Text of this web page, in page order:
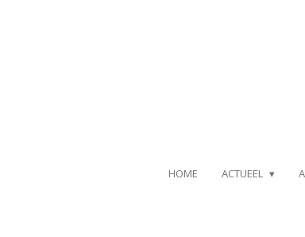
HOME ACTUEEL